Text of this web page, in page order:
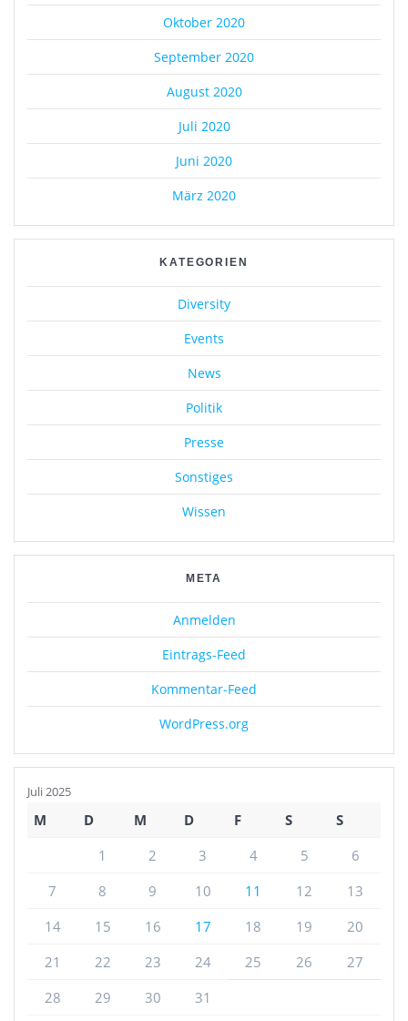
Oktober 2020
September 2020
August 2020
Juli 2020
Juni 2020
März 2020
KATEGORIEN
Diversity
Events
News
Politik
Presse
Sonstiges
Wissen
META
Anmelden
Eintrags-Feed
Kommentar-Feed
WordPress.org
Juli 2025
M D M D F S
S
1
2 3 4 5
6
7
8 9 10 11 12
13
14
15 16 17 18 19
20
21
22 23 24 25 26
27
28
29 30 31